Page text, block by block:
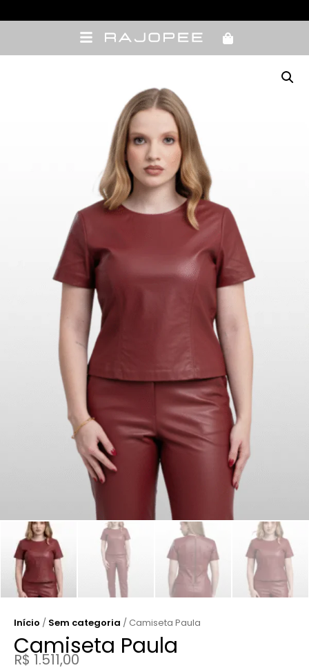
Início / Sem categoria / Camiseta Paula
Camiseta Paula
R$ 1.511,00